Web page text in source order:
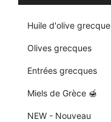
Huile d'olive grecque
Olives grecques
Entrées grecques
Miels de Grèce 🍯
NEW - Nouveau